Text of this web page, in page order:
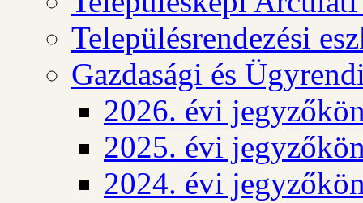
Településrendezési
Gazdasági és
2026. évi
2025. évi
2024. évi